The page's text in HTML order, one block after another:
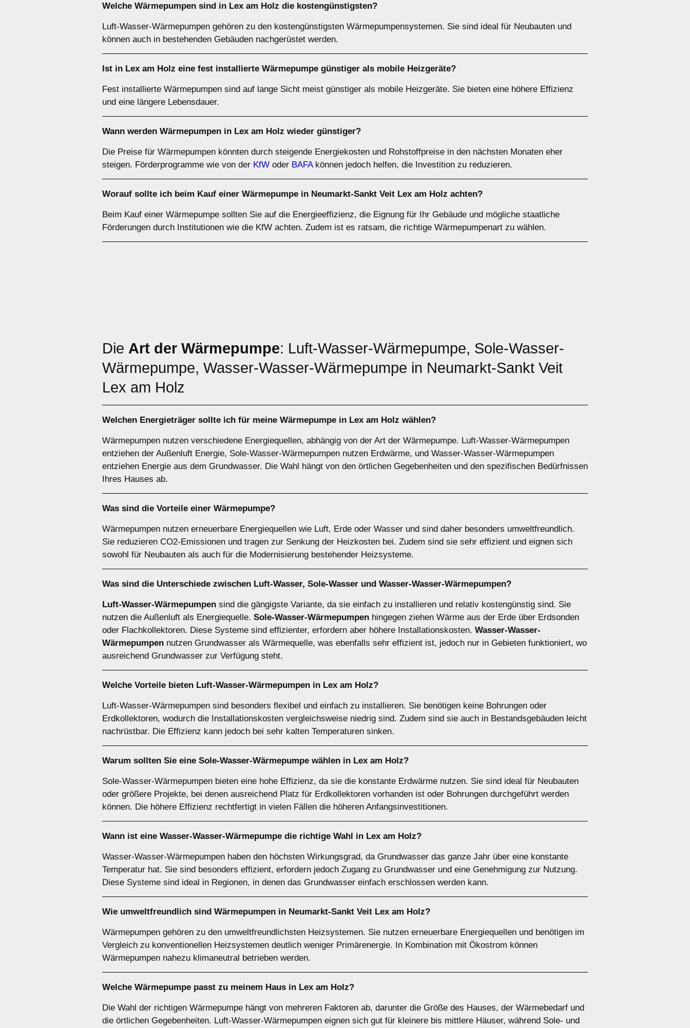
Welche Wärmepumpen sind in Lex am Holz die kostengünstigsten?
Luft-Wasser-Wärmepumpen gehören zu den kostengünstigsten Wärmepumpensystemen. Sie sind ideal für Neubauten und
können auch in bestehenden Gebäuden nachgerüstet werden.
Ist in Lex am Holz eine fest installierte Wärmepumpe günstiger als mobile Heizgeräte?
Fest installierte Wärmepumpen sind auf lange Sicht meist günstiger als mobile Heizgeräte. Sie bieten eine höhere Effizienz
und eine längere Lebensdauer.
Wann werden Wärmepumpen in Lex am Holz wieder günstiger?
Die Preise für Wärmepumpen könnten durch steigende Energiekosten und Rohstoffpreise in den nächsten Monaten eher
steigen. Förderprogramme wie von der KfW oder BAFAkönnen jedoch helfen, die Investition zu reduzieren.
Worauf sollte ich beim Kauf einer Wärmepumpe in Neumarkt-Sankt Veit Lex am Holz achten?
Beim Kauf einer Wärmepumpe sollten Sie auf die Energieeffizienz, die Eignung für Ihr Gebäude und mögliche staatliche
Förderungen durch Institutionen wie die KfW achten. Zudem ist es ratsam, die richtige Wärmepumpenart zu wählen.
Die Art der Wärmepumpe: Luft-Wasser-Wärmepumpe, Sole-Wasser-
Wärmepumpe, Wasser-Wasser-Wärmepumpe in Neumarkt-Sankt Veit
Lex am Holz
Welchen Energieträger sollte ich für meine Wärmepumpe in Lex am Holz wählen?
Wärmepumpen nutzen verschiedene Energiequellen, abhängig von der Art der Wärmepumpe. Luft-Wasser-Wärmepumpen
entziehen der Außenluft Energie, Sole-Wasser-Wärmepumpen nutzen Erdwärme, und Wasser-Wasser-Wärmepumpen
entziehen Energie aus dem Grundwasser. Die Wahl hängt von den örtlichen Gegebenheiten und den spezifischen Bedürfnissen
Ihres Hauses ab.
Was sind die Vorteile einer Wärmepumpe?
Wärmepumpen nutzen erneuerbare Energiequellen wie Luft, Erde oder Wasser und sind daher besonders umweltfreundlich.
Sie reduzieren CO2-Emissionen und tragen zur Senkung der Heizkosten bei. Zudem sind sie sehr effizient und eignen sich
sowohl für Neubauten als auch für die Modernisierung bestehender Heizsysteme.
Was sind die Unterschiede zwischen Luft-Wasser, Sole-Wasser und Wasser-Wasser-Wärmepumpen?
Luft-Wasser-Wärmepumpen sind die gängigste Variante, da sie einfach zu installieren und relativ kostengünstig sind. Sie
nutzen die Außenluft als Energiequelle. Sole-Wasser-Wärmepumpen hingegen ziehen Wärme aus der Erde über Erdsonden
oder Flachkollektoren. Diese Systeme sind effizienter, erfordern aber höhere Installationskosten. Wasser-Wasser-
Wärmepumpen nutzen Grundwasser als Wärmequelle, was ebenfalls sehr effizient ist, jedoch nur in Gebieten funktioniert, wo
ausreichend Grundwasser zur Verfügung steht.
Welche Vorteile bieten Luft-Wasser-Wärmepumpen in Lex am Holz?
Luft-Wasser-Wärmepumpen sind besonders flexibel und einfach zu installieren. Sie benötigen keine Bohrungen oder
Erdkollektoren, wodurch die Installationskosten vergleichsweise niedrig sind. Zudem sind sie auch in Bestandsgebäuden leicht
nachrüstbar. Die Effizienz kann jedoch bei sehr kalten Temperaturen sinken.
Warum sollten Sie eine Sole-Wasser-Wärmepumpe wählen in Lex am Holz?
Sole-Wasser-Wärmepumpen bieten eine hohe Effizienz, da sie die konstante Erdwärme nutzen. Sie sind ideal für Neubauten
oder größere Projekte, bei denen ausreichend Platz für Erdkollektoren vorhanden ist oder Bohrungen durchgeführt werden
können. Die höhere Effizienz rechtfertigt in vielen Fällen die höheren Anfangsinvestitionen.
Wann ist eine Wasser-Wasser-Wärmepumpe die richtige Wahl in Lex am Holz?
Wasser-Wasser-Wärmepumpen haben den höchsten Wirkungsgrad, da Grundwasser das ganze Jahr über eine konstante
Temperatur hat. Sie sind besonders effizient, erfordern jedoch Zugang zu Grundwasser und eine Genehmigung zur Nutzung.
Diese Systeme sind ideal in Regionen, in denen das Grundwasser einfach erschlossen werden kann.
Wie umweltfreundlich sind Wärmepumpen in Neumarkt-Sankt Veit Lex am Holz?
Wärmepumpen gehören zu den umweltfreundlichsten Heizsystemen. Sie nutzen erneuerbare Energiequellen und benötigen im
Vergleich zu konventionellen Heizsystemen deutlich weniger Primärenergie. In Kombination mit Ökostrom können
Wärmepumpen nahezu klimaneutral betrieben werden.
Welche Wärmepumpe passt zu meinem Haus in Lex am Holz?
Die Wahl der richtigen Wärmepumpe hängt von mehreren Faktoren ab, darunter die Größe des Hauses, der Wärmebedarf und
die örtlichen Gegebenheiten. Luft-Wasser-Wärmepumpen eignen sich gut für kleinere bis mittlere Häuser, während Sole- und